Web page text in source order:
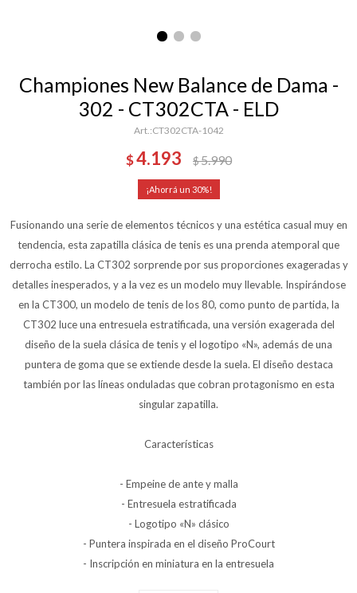
Championes New Balance de Dama -
302 - CT302CTA - ELD
CT302CTA-1042
$4.193 $5.990
30
Fusionando una serie de elementos técnicos y una estética casual muy en
tendencia, esta zapatilla clásica de tenis es una prenda atemporal que
derrocha estilo. La CT302 sorprende por sus proporciones exageradas y
detalles inesperados, y a la vez es un modelo muy llevable. Inspirándose
en la CT300, un modelo de tenis de los 80, como punto de partida, la
CT302 luce una entresuela estratificada, una versión exagerada del
diseño de la suela clásica de tenis y el logotipo «N», además de una
puntera de goma que se extiende desde la suela. El diseño destaca
también por las líneas onduladas que cobran protagonismo en esta
singular zapatilla.
Características
- Empeine de ante y malla
- Entresuela estratificada
- Logotipo «N» clásico
- Puntera inspirada en el diseño ProCourt
- Inscripción en miniatura en la entresuela